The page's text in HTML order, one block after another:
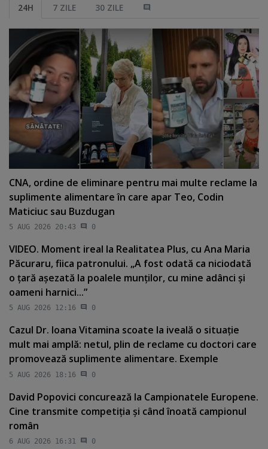
24H 7 ZILE 30 ZILE
CNA, ordine de eliminare pentru mai multe reclame la
suplimente alimentare în care apar Teo, Codin
Maticiuc sau Buzdugan
5 AUG 2026 20:43 0
VIDEO. Moment ireal la Realitatea Plus, cu Ana Maria
Păcuraru, fiica patronului. „A fost odată ca niciodată
o ţară aşezată la poalele munţilor, cu mine adânci şi
oameni harnici...”
5 AUG 2026 12:16 0
Cazul Dr. Ioana Vitamina scoate la iveală o situaţie
mult mai amplă: netul, plin de reclame cu doctori care
promovează suplimente alimentare. Exemple
5 AUG 2026 18:16 0
David Popovici concurează la Campionatele Europene.
Cine transmite competiţia şi când înoată campionul
român
6 AUG 2026 16:31 0